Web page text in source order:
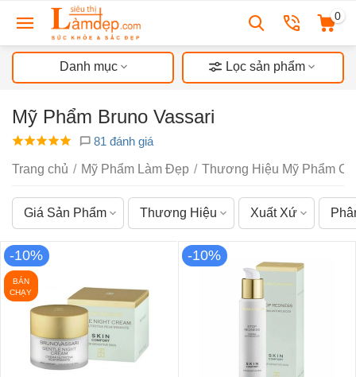
0
Danh mục Lọc sản phẩm
Mỹ Phẩm Bruno Vassari
81 đánh giá
Trang chủ / Mỹ Phẩm Làm Đẹp / Thương Hiệu Mỹ Phẩm
Giá Sản Phẩm Thương Hiệu Xuất Xứ
-10%
BÁN
CHẠY
-10%